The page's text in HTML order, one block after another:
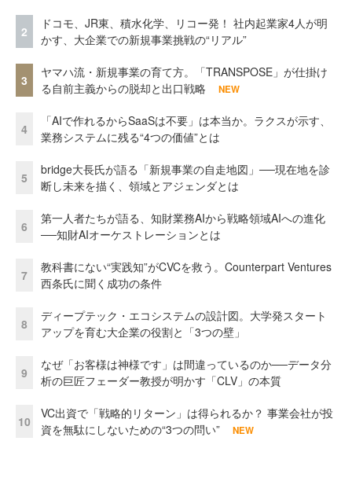
2
ドコモ、JR東、積水化学、リコー発！ 社内起業家4人が明
かす、大企業での新規事業挑戦の“リアル”
3
ヤマハ流・新規事業の育て方。「TRANSPOSE」が仕掛け
る自前主義からの脱却と出口戦略
NEW
4
「AIで作れるからSaaSは不要」は本当か。ラクスが示す、
業務システムに残る“4つの価値”とは
5
bridge大長氏が語る「新規事業の自走地図」──現在地を診
断し未来を描く、領域とアジェンダとは
6
第一人者たちが語る、知財業務AIから戦略領域AIへの進化
──知財AIオーケストレーションとは
7
教科書にない“実践知”がCVCを救う。Counterpart Ventures
西条氏に聞く成功の条件
8
ディープテック・エコシステムの設計図。大学発スタート
アップを育む大企業の役割と「3つの壁」
9
なぜ「お客様は神様です」は間違っているのか──データ分
析の巨匠フェーダー教授が明かす「CLV」の本質
10
VC出資で「戦略的リターン」は得られるか？ 事業会社が投
資を無駄にしないための“3つの問い”
NEW